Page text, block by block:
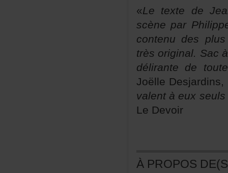
«
JoëlleDesjardins,
LeDevoir